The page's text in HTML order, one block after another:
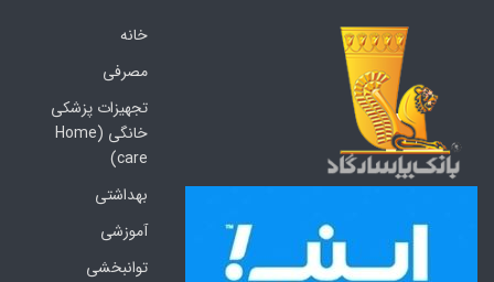
خانه
مصرفی
تجهیزات پزشکی
خانگی (Home
care)
بهداشتی
آموزشی
توانبخشی